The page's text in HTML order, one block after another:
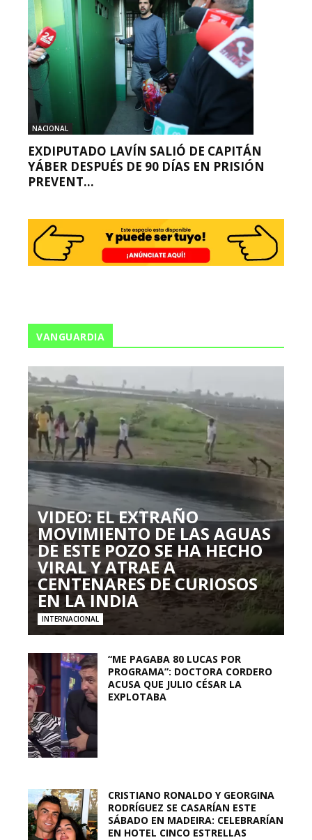
NACIONAL
EXDIPUTADO LAVÍN SALIÓ DE CAPITÁN
YÁBER DESPUÉS DE 90 DÍAS EN PRISIÓN
PREVENT...
VANGUARDIA
VIDEO: EL EXTRAÑO
MOVIMIENTO DE LAS AGUAS
DE ESTE POZO SE HA HECHO
VIRAL Y ATRAE A
CENTENARES DE CURIOSOS
EN LA INDIA
INTERNACIONAL
“ME PAGABA 80 LUCAS POR
PROGRAMA”: DOCTORA CORDERO
ACUSA QUE JULIO CÉSAR LA
EXPLOTABA
CRISTIANO RONALDO Y GEORGINA
RODRÍGUEZ SE CASARÍAN ESTE
SÁBADO EN MADEIRA: CELEBRARÍAN
EN HOTEL CINCO ESTRELLAS